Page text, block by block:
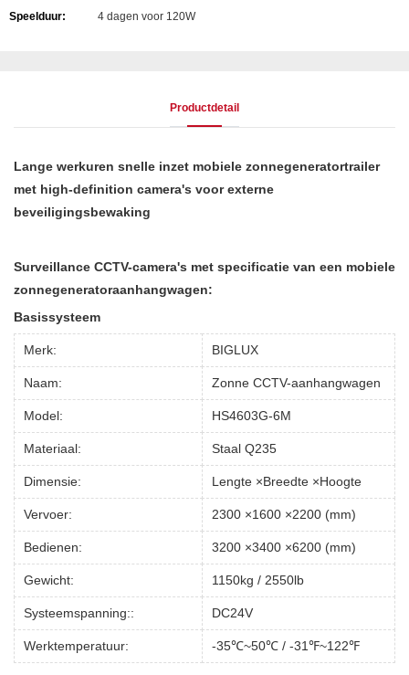
Speelduur: 4 dagen voor 120W
Productdetail
Lange werkuren snelle inzet mobiele zonnegeneratortrailer
met high-definition camera's voor externe
beveiligingsbewaking
Surveillance CCTV-camera's met specificatie van een mobiele
zonnegeneratoraanhangwagen:
Basissysteem
Merk: BIGLUX
Naam: Zonne CCTV-aanhangwagen
Model: HS4603G-6M
Materiaal: Staal Q235
Dimensie: Lengte ×Breedte ×Hoogte
Vervoer: 2300 ×1600 ×2200 (mm)
Bedienen: 3200 ×3400 ×6200 (mm)
Gewicht: 1150kg / 2550lb
Systeemspanning:: DC24V
Werktemperatuur: -35℃~50℃ / -31℉~122℉